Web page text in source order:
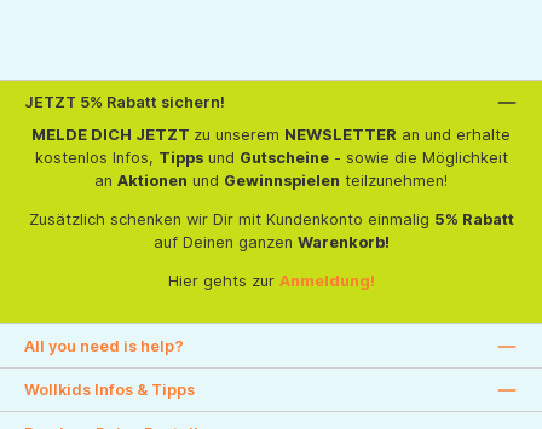
JETZT 5% Rabatt sichern!
MELDE DICH JETZT zu unserem NEWSLETTER an und erhalte
kostenlos Infos, Tippsund Gutscheine- sowie die Möglichkeit
an Aktionen und Gewinnspielen teilzunehmen!
Zusätzlich schenken wir Dir mit Kundenkonto einmalig 5% Rabatt
auf Deinen ganzen Warenkorb!
Hier gehts zur Anmeldung!
All you need is help?
Wollkids Infos & Tipps